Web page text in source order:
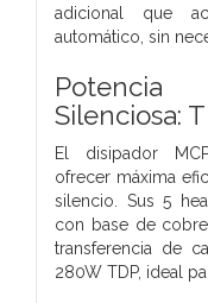
adicional que
automático, sin
Silenciosa:
El disipador
ofrecer máxima
silencio. Sus 5
con base de
transferencia de
280W TDP, ideal